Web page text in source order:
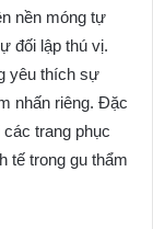
nền móng tự
đối lập thú vị.
yêu thích sự
nhấn riêng. Đặc
trang phục
tế trong gu thẩm